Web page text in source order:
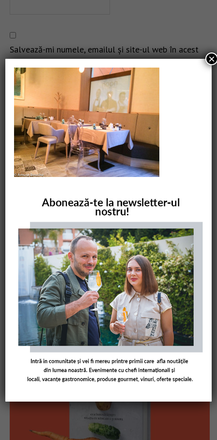
Salvează-mi numele, emailul și site-ul web în acest
CAUTARE
COMANDĂ CARTEA NOASTRĂ
×